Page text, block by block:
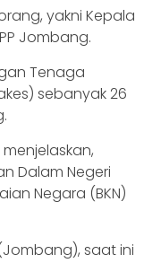
yakni Kepala
Jombang.
Tenaga
sebanyak 26
Dalam Negeri
Negara (BKN)
saat ini